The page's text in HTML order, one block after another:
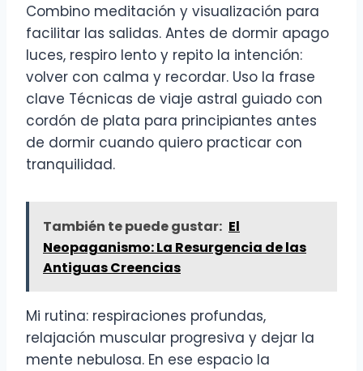
Combino meditación y visualización para
facilitar las salidas. Antes de dormir apago
luces, respiro lento y repito la intención:
volver con calma y recordar. Uso la frase
clave Técnicas de viaje astral guiado con
cordón de plata para principiantes antes
de dormir cuando quiero practicar con
tranquilidad.
También te puede gustar: El
Neopaganismo: La Resurgencia de las
Antiguas Creencias
Mi rutina: respiraciones profundas,
relajación muscular progresiva y dejar la
mente nebulosa. En ese espacio la